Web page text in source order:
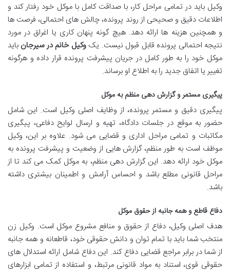
وکیل باید در تمامی مراحل کار، با صداقت کامل با موکل خود رفتار کند و
اطلاعات دقیق و صحیحی از روند پرونده، چالش های احتمالی، فرصت ها
و همچنین هزینه ها ارائه دهد. هیچ گونه پنهان کاری یا اغراق در مورد
نتیجه احتمالی پرونده قابل قبول نیست. یکوکیل خانم در سیرجان باید
موکل خود را به طور کامل در جریان پیشرفت پرونده قرار داده و هرگونه
تغییر یا اتفاق جدید را به اطلاع او برساند.
پیگیری مستمر و گزارش دهی منظم به موکل
پیگیری دقیق و مستمر پرونده، از وظایف اصلی وکیل است. این شامل
حضور به موقع در جلسات دادگاه، تهیه و ارسال لوایح دفاعی، پیگیری
مکاتبات و تمامی مراحل اداری و قضایی می شود. علاوه بر این، وکیل
موظف است به طور منظم، گزارش هایی از وضعیت و پیشرفت پرونده به
موکل خود ارائه دهد. این گزارش دهی منظم، به موکل کمک می کند تا از
مراحل قانونی مطلع باشد و احساس آرامش و اطمینان بیشتری داشته
باشد.
دفاع قاطع و همه جانبه از حقوق موکل
هدف اصلی وکیل، دفاع از حقوق و منافع مشروع موکل است. وکیل زن
منتخب شما باید با تمام توان و دانش حقوقی خود، قاطعانه و همه جانبه
از شما در برابر مراجع قضایی دفاع کند. این دفاع شامل ارائه استدلال های
حقوقی قوی، استناد به مواد قانونی مرتبط، و استفاده از تمامی ابزارهای